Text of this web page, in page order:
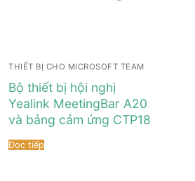
Tài liệu hướng dẫn
Tài liệu hướng dẫn
Điện thoại IP Phone
Đại lý
Tin tức
Sự kiện
THIẾT BỊ CHO MICROSOFT TEAM
Bộ thiết bị hội nghị
Yealink MeetingBar A20
và bảng cảm ứng CTP18
Đọc tiếp